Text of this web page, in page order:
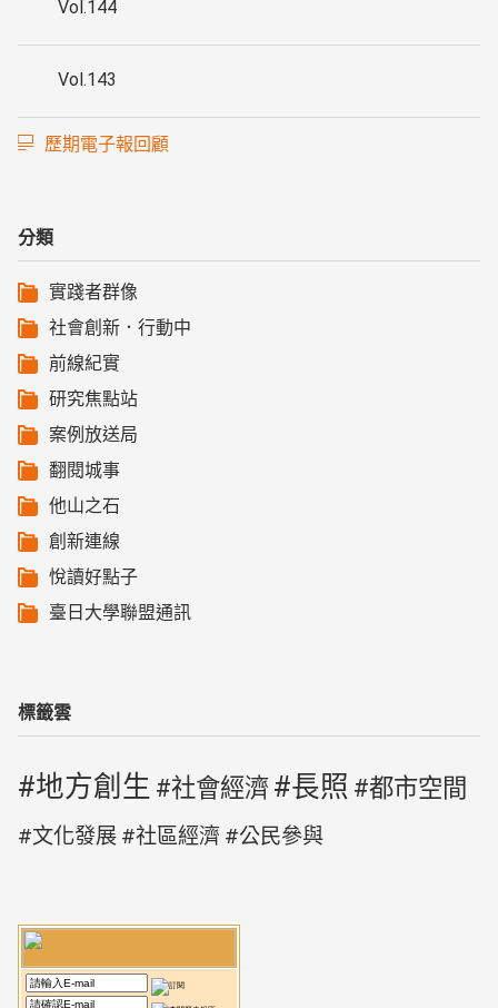
Vol.144
Vol.143
歷期電子報回顧
分類
實踐者群像
社會創新．行動中
前線紀實
研究焦點站
案例放送局
翻閱城事
他山之石
創新連線
悅讀好點子
臺日大學聯盟通訊
標籤雲
地方創生 社會經濟 長照 都市空間
文化發展 社區經濟 公民參與